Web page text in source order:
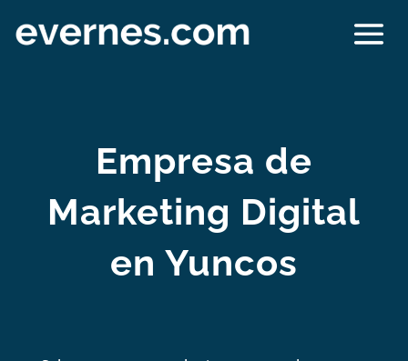
Empresa de
Marketing Digital
en Yuncos